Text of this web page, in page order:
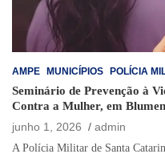
AMPE MUNICÍPIOS POLÍCIA
Seminário de Prevenção à
Contra a Mulher, em
junho 1, 2026
admin
A Polícia Militar de Santa